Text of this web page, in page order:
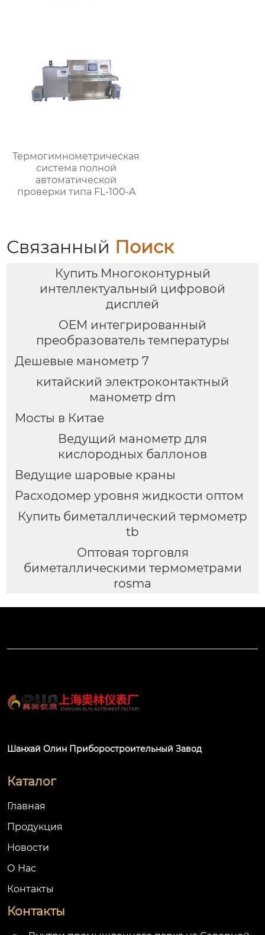
Термогимнометрическая
система полной
автоматической
проверки типа FL-100-A
Связанный Поиск
Купить Многоконтурный
интеллектуальный цифровой
дисплей
OEM интегрированный
преобразователь температуры
Дешевые манометр 7
китайский электроконтактный
манометр dm
Мосты в Китае
Ведущий манометр для
кислородных баллонов
Ведущие шаровые краны
Расходомер уровня жидкости оптом
Купить биметаллический термометр
tb
Оптовая торговля
биметаллическими термометрами
rosma
Шанхай Олин Приборостроительный Завод
Каталог
Главная
Продукция
Новости
О Hас
Контакты
Контакты